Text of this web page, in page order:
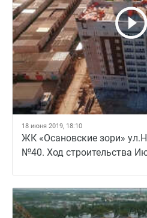
18 июня 2019, 18:10
ЖК «Осановские зори»
№40. Ход строительства